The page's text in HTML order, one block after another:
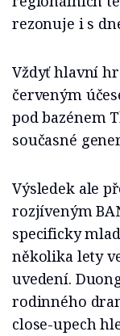
rezonuje i s
Vždyť hlavní
červeným
pod bazénem
současné
Výsledek ale
rozjíveným
specificky
několika lety
uvedení.
rodinného
close-upech